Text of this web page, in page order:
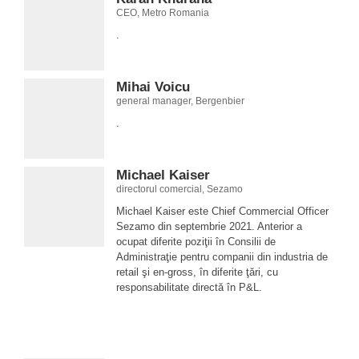
CEO, Metro Romania
.
Mihai Voicu
general manager, Bergenbier
.
Michael Kaiser
directorul comercial, Sezamo
Michael Kaiser este Chief Commercial Officer
Sezamo din septembrie 2021. Anterior a
ocupat diferite poziţii în Consilii de
Administraţie pentru companii din industria de
retail şi en-gross, în diferite ţări, cu
responsabilitate directă în P&L.